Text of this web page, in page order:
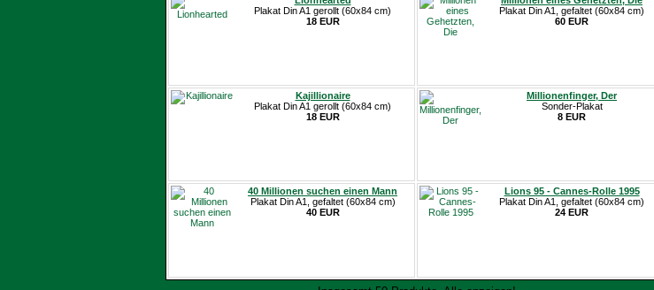
Plakat Din A1 gerollt (60x84 cm)
18 EUR
Plakat Din A1, gefaltet (60x84 cm)
60 EUR
Kajillionaire
Plakat Din A1 gerollt (60x84 cm)
18 EUR
Millionenfinger, Der
Sonder-Plakat
8 EUR
40 Millionen suchen einen Mann
Plakat Din A1, gefaltet (60x84 cm)
40 EUR
Lions 95 - Cannes-Rolle 1995
Plakat Din A1, gefaltet (60x84 cm)
24 EUR